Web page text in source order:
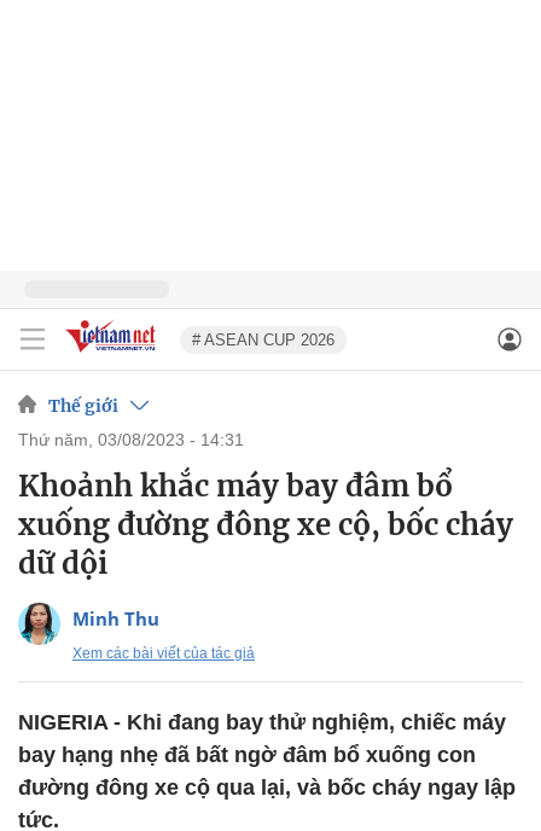
# ASEAN CUP 2026
Thế giới
thứ năm, 03/08/2023 - 14:31
Khoảnh khắc máy bay đâm bổ
xuống đường đông xe cộ, bốc cháy
dữ dội
Minh Thu
Xem các bài viết của tác giả
NIGERIA - Khi đang bay thử nghiệm, chiếc máy
bay hạng nhẹ đã bất ngờ đâm bổ xuống con
đường đông xe cộ qua lại, và bốc cháy ngay lập
tức.